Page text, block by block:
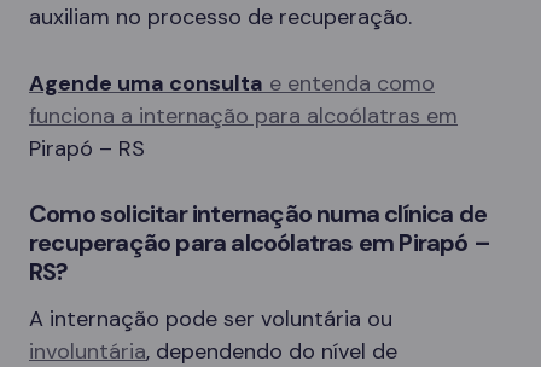
auxiliam no processo de recuperação.
Agende uma consulta e entenda como
funciona a internação para alcoólatras em
Pirapó – RS
Como solicitar internação numa clínica de
recuperação para alcoólatras em Pirapó –
RS?
A internação pode ser voluntária ou
involuntária, dependendo do nível de